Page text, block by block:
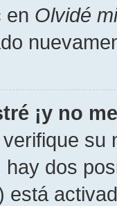
en Olvidé
¡y no
su
hay dos
está